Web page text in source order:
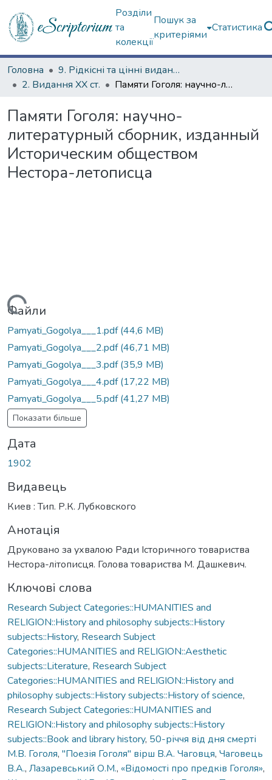
Розділи
та
колекції
Пошук за
критеріями
Статистика
Головна
9. Рідкісні та цінні видання
2. Видання ХХ ст.
Памяти Гоголя: научно-литературный сборник, изданный Историческим обществом Нестора-летописца
Памяти Гоголя: научно-
литературный сборник, изданный
Историческим обществом
Нестора-летописца
Файли
Pamyati_Gogolya___1.pdf(44,6 MB)
Pamyati_Gogolya___2.pdf(46,71 MB)
Pamyati_Gogolya___3.pdf(35,9 MB)
Pamyati_Gogolya___4.pdf(17,22 MB)
Pamyati_Gogolya___5.pdf(41,27 MB)
Показати більше
Дата
1902
Видавець
Киев : Тип. Р.К. Лубковского
Анотація
Друковано за ухвалою Ради Історичного товариства
Нестора-літописця. Голова товариства М. Дашкевич.
Ключові слова
Research Subject Categories::HUMANITIES and
RELIGION::History and philosophy subjects::History
subjects::History, Research Subject
Categories::HUMANITIES and RELIGION::Aesthetic
subjects::Literature, Research Subject
Categories::HUMANITIES and RELIGION::History and
philosophy subjects::History subjects::History of science,
Research Subject Categories::HUMANITIES and
RELIGION::History and philosophy subjects::History
subjects::Book and library history, 50-річчя від дня смерті
М.В. Гоголя, "Поезія Гоголя" вірш В.А. Чаговця, Чаговець
В.А., Лазаревський О.М., «Відомості про предків Гоголя»,